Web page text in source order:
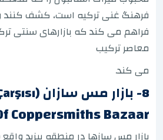
فرهنگ غنی ترکیه است، کشف کنند و
فراهم می کند که بازارهای سنتی
معاصر ترکیب
می کند.
8- بازار مس سازان (Sahaflar Çarşısı)
Coppersmiths Bazaar
بازار مس سازها در منطقه بیزید